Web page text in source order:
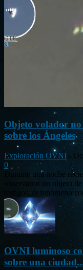
Objeto volador
sobre los Ángeles
Exploración OVNI -
0
Durante una noche
observaron un objeto
testigos, el fenómeno
OVNI luminoso
sobre una